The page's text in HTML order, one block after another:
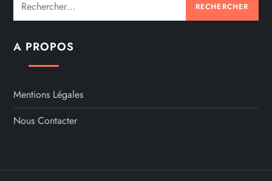
A PROPOS
Mentions Légales
Nous Contacter